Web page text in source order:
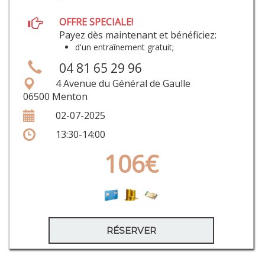
OFFRE SPECIALE!
Payez dès maintenant et bénéficiez:
d'un entraînement gratuit;
04 81 65 29 96
4 Avenue du Général de Gaulle
06500 Menton
02-07-2025
13:30-14:00
106€
RÉSERVER